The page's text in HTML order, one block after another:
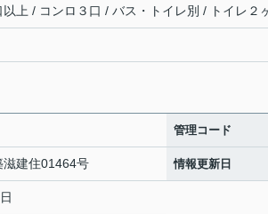
以上 / コンロ３口 / バス・トイレ別 / トイレ２
管理コード
建住01464号 情報更新日